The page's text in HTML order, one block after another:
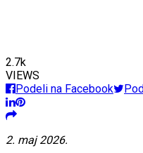
2.7k
VIEWS
Podeli na Facebook
2. maj 2026.